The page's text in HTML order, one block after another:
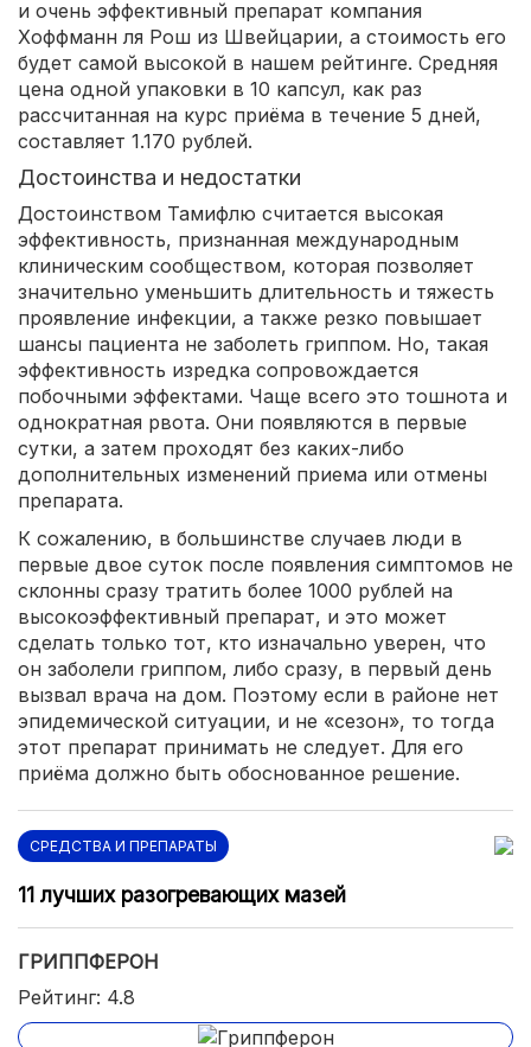
и очень эффективный препарат компания
Хоффманн ля Рош из Швейцарии, а стоимость его
будет самой высокой в нашем рейтинге. Средняя
цена одной упаковки в 10 капсул, как раз
рассчитанная на курс приёма в течение 5 дней,
составляет 1.170 рублей.
Достоинства и недостатки
Достоинством Тамифлю считается высокая
эффективность, признанная международным
клиническим сообществом, которая позволяет
значительно уменьшить длительность и тяжесть
проявление инфекции, а также резко повышает
шансы пациента не заболеть гриппом. Но, такая
эффективность изредка сопровождается
побочными эффектами. Чаще всего это тошнота и
однократная рвота. Они появляются в первые
сутки, а затем проходят без каких-либо
дополнительных изменений приема или отмены
препарата.
К сожалению, в большинстве случаев люди в
первые двое суток после появления симптомов не
склонны сразу тратить более 1000 рублей на
высокоэффективный препарат, и это может
сделать только тот, кто изначально уверен, что
он заболели гриппом, либо сразу, в первый день
вызвал врача на дом. Поэтому если в районе нет
эпидемической ситуации, и не «сезон», то тогда
этот препарат принимать не следует. Для его
приёма должно быть обоснованное решение.
СРЕДСТВА И ПРЕПАРАТЫ
11 лучших разогревающих мазей
ГРИППФЕРОН
Рейтинг: 4.8